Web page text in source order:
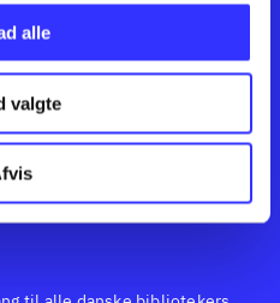
alle
valgte
Feedback
Artikler
Film
Musik
Noder